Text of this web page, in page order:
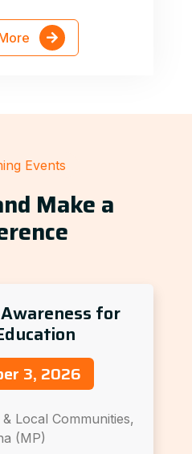
Events
Make a
for
3, 2026
Local Communities,
(MP)